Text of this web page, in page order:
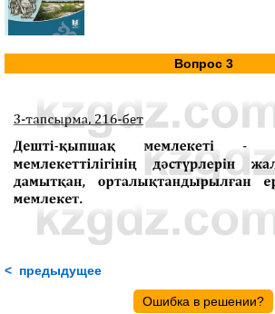
Вопрос 3
< предыдущее
Ошибка в решении?